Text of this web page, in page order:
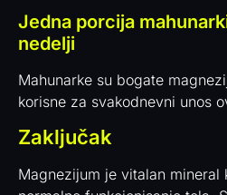
Jedna porcija
nedelji
Mahunarke su bogate
korisne za svakodnevni unos
Zaključak
Magnezijum je vitalan mineral